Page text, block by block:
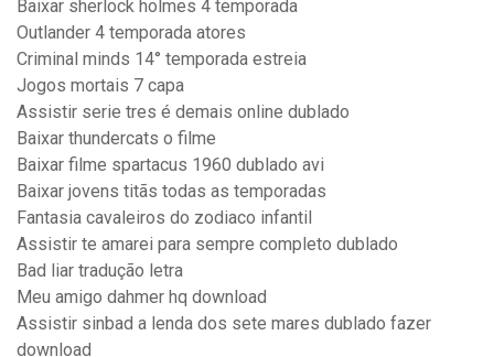
Baixar sherlock holmes 4 temporada
Outlander 4 temporada atores
Criminal minds 14° temporada estreia
Jogos mortais 7 capa
Assistir serie tres é demais online dublado
Baixar thundercats o filme
Baixar filme spartacus 1960 dublado avi
Baixar jovens titãs todas as temporadas
Fantasia cavaleiros do zodiaco infantil
Assistir te amarei para sempre completo dublado
Bad liar tradução letra
Meu amigo dahmer hq download
Assistir sinbad a lenda dos sete mares dublado fazer
download